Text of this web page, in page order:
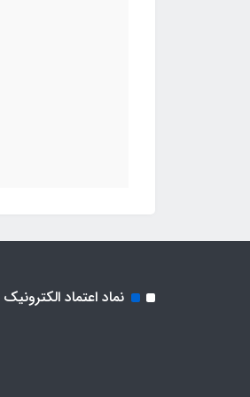
نماد اعتماد